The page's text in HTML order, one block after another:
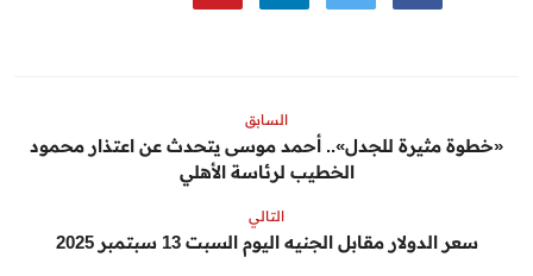
السابق
«خطوة مثيرة للجدل».. أحمد موسى يتحدث عن اعتذار محمود
الخطيب لرئاسة الأهلي
التالي
سعر الدولار مقابل الجنيه اليوم السبت 13 سبتمبر 2025